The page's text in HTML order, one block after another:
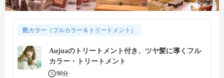
艶カラー（フルカラー＆トリートメント）
Aujuaのトリートメント付き、ツヤ髪に導くフル
カラー・トリートメント
90分